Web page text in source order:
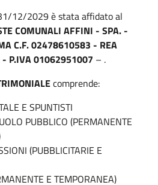
12/2029 è stata affidato al
COMUNALI AFFINI - SPA. -
C.F. 02478610583 - REA
- P.IVA 01062951007 – .
comprende:
E SPUNTISTI
PUBBLICO (PERMANENTE
(PUBBLICITARIE E
E TEMPORANEA)